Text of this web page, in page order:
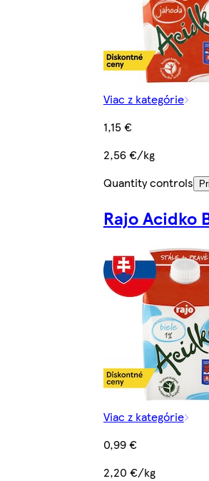
Viac z kategórie
1,15 €
2,56 €/kg
Quantity controls
Rajo Acidko
Viac z kategórie
0,99 €
2,20 €/kg